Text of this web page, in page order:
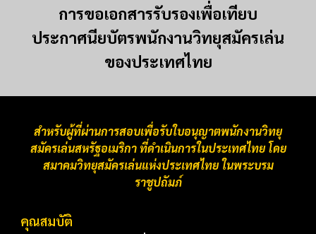
การขอเอกสารรับรองเพื่อเทียบ
ประกาศนียบัตรพนักงานวิทยุสมัครเล่น
ของประเทศไทย
สำหรับผู้ที่ผ่านการสอบเพื่อรับใบอนุญาตพนักงานวิทยุ
สมัครเล่นสหรัฐอเมริกา ที่ดำเนินการในประเทศไทย โดย
สมาคมวิทยุสมัครเล่นแห่งประเทศไทย ในพระบรม
ราชูปถัมภ์
คุณสมบัติ